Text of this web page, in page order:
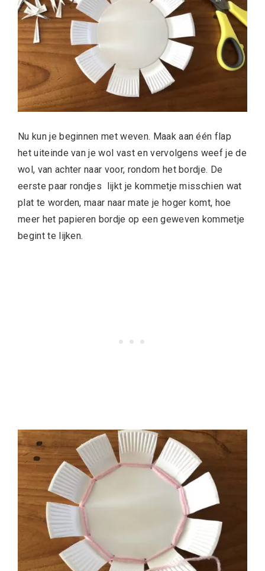
Nu kun je beginnen met weven. Maak aan één flap
het uiteinde van je wol vast en vervolgens weef je de
wol, van achter naar voor, rondom het bordje. De
eerste paar rondjes lijkt je kommetje misschien wat
plat te worden, maar naar mate je hoger komt, hoe
meer het papieren bordje op een geweven kommetje
begint te lijken.